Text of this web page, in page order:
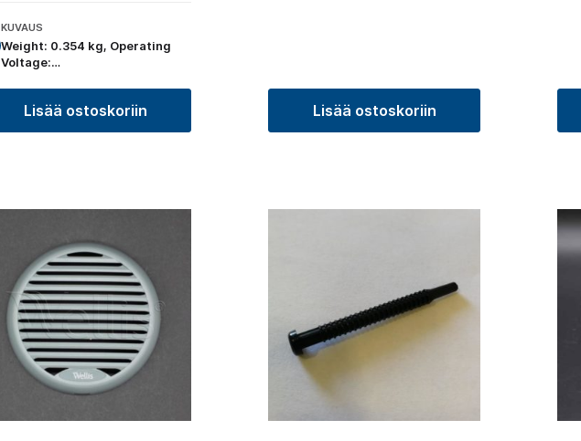
KUVAUS
Weight: 0.354 kg, Operating
Voltage:…
Lisää ostoskoriin Lisää ostoskoriin